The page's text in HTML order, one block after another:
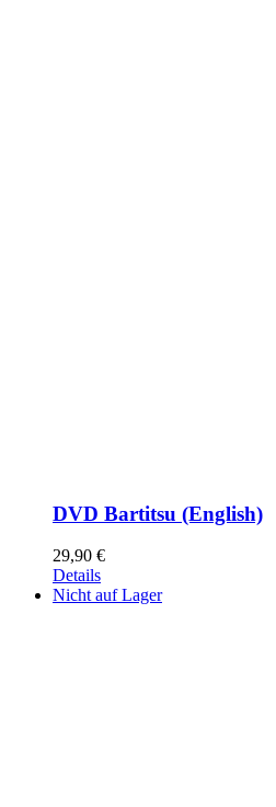
DVD Bartitsu (English)
29,90 €
Details
Nicht auf Lager